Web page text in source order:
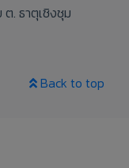
. ธาตุเชิงชุม
Back to top